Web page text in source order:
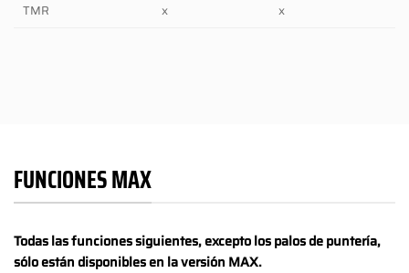
TMR
x x
FUNCIONES MAX
Todas las funciones siguientes, excepto los palos de puntería,
sólo están disponibles en la versión MAX.